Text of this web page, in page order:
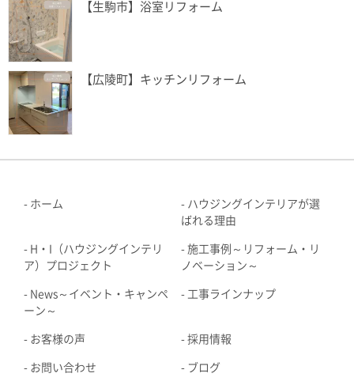
【生駒市】浴室リフォーム
【広陵町】キッチンリフォーム
ホーム
ハウジングインテリアが選
ばれる理由
H・I（ハウジングインテリ
ア）プロジェクト
施工事例～リフォーム・リ
ノベーション～
News～イベント・キャンペ
ーン～
工事ラインナップ
お客様の声 採用情報
お問い合わせ ブログ